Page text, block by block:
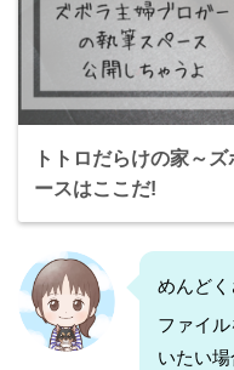
トトロだらけの家～
ースはここだ!
めんどく
ファイ
いたい場